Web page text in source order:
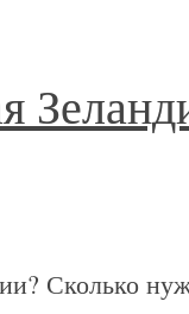
Сколько